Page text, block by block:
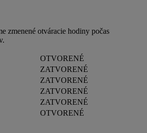
zmenené otváracie hodiny počas
OTVORENÉ
ZATVORENÉ
ZATVORENÉ
ZATVORENÉ
ZATVORENÉ
OTVORENÉ